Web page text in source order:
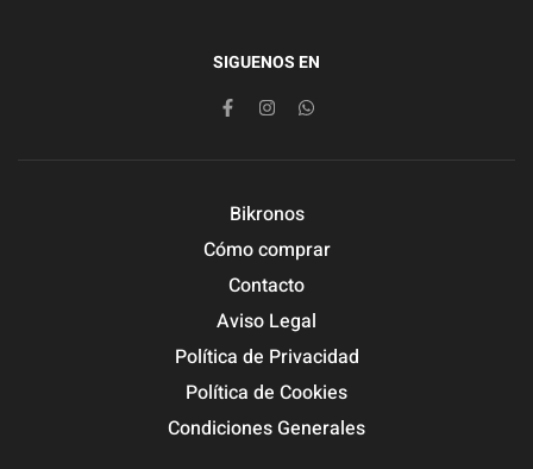
SIGUENOS EN
Bikronos
Cómo comprar
Contacto
Aviso Legal
Política de Privacidad
Política de Cookies
Condiciones Generales